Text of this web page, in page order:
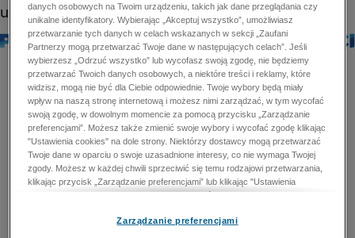
danych osobowych na Twoim urządzeniu, takich jak dane przeglądania czy
unikalne identyfikatory. Wybierając „Akceptuj wszystko”, umożliwiasz
przetwarzanie tych danych w celach wskazanych w sekcji „Zaufani
Partnerzy mogą przetwarzać Twoje dane w następujących celach”. Jeśli
wybierzesz „Odrzuć wszystko” lub wycofasz swoją zgodę, nie będziemy
przetwarzać Twoich danych osobowych, a niektóre treści i reklamy, które
widzisz, mogą nie być dla Ciebie odpowiednie. Twoje wybory będą miały
wpływ na naszą stronę internetową i możesz nimi zarządzać, w tym wycofać
swoją zgodę, w dowolnym momencie za pomocą przycisku „Zarządzanie
preferencjami”. Możesz także zmienić swoje wybory i wycofać zgodę klikając
"Ustawienia cookies" na dole strony. Niektórzy dostawcy mogą przetwarzać
Twoje dane w oparciu o swoje uzasadnione interesy, co nie wymaga Twojej
zgody. Możesz w każdej chwili sprzeciwić się temu rodzajowi przetwarzania,
klikając przycisk „Zarządzanie preferencjami” lub klikając "Ustawienia
cookies" na dole strony. Nie możesz sprzeciwić się przetwarzaniu przez
zapobiegania oszustwom i naprawiania błędów, a w tym celu mogą zostać
Zarządzanie preferencjami